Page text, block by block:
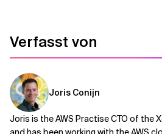
Verfasst von
Joris Conijn
Joris is the AWS Practise CTO of the